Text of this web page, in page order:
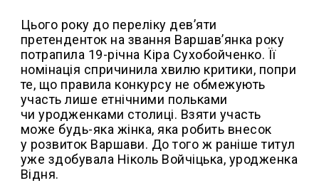
Цього року до переліку дев’яти
претенденток на звання Варшав’янка року
потрапила 19-річна Кіра Сухобойченко. Її
номінація спричинила хвилю критики, попри
те, що правила конкурсу не обмежують
участь лише етнічними польками
чи уродженками столиці. Взяти участь
може будь-яка жінка, яка робить внесок
у розвиток Варшави. До того ж раніше титул
уже здобувала Ніколь Войчіцька, уродженка
Відня.